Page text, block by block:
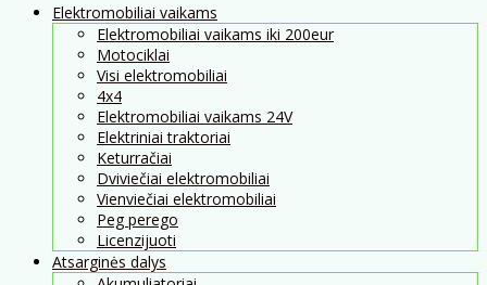
Elektromobiliai vaikams
Elektromobiliai vaikams iki 200eur
Motociklai
Visi elektromobiliai
4x4
Elektromobiliai vaikams 24V
Elektriniai traktoriai
Keturračiai
Dviviečiai elektromobiliai
Vienviečiai elektromobiliai
Peg perego
Licenzijuoti
Atsarginės dalys